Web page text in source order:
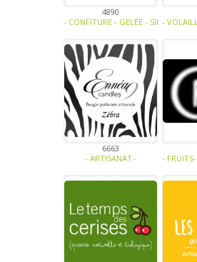
4890
- CONFITURE - GELÉE - SIROP -
-
6663
- ARTISANAT -
-